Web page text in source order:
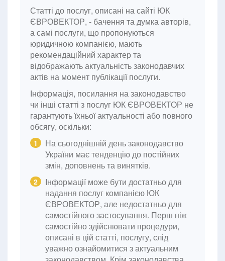
Статті до послуг, описані на сайті ЮК
ЄВРОВЕКТОР, - бачення та думка авторів,
а самі послуги, що пропонуються
юридичною компанією, мають
рекомендаційний характер та
відображають актуальність законодавчих
актів на момент публікації послуги.
Інформація, посилання на законодавство
чи інші статті з послуг ЮК ЄВРОВЕКТОР не
гарантують їхньої актуальності або повного
обсягу, оскільки:
1
На сьогоднішній день законодавство
України має тенденцію до постійних
змін, доповнень та винятків.
2
Інформації може бути достатньо для
надання послуг компанією ЮК
ЄВРОВЕКТОР, але недостатньо для
самостійного застосування. Перш ніж
самостійно здійснювати процедури,
описані в цій статті, послугу, слід
уважно ознайомитися з актуальним